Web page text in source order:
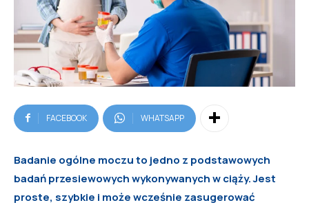
FACEBOOK WHATSAPP
Badanie ogólne moczu to jedno z podstawowych
badań przesiewowych wykonywanych w ciąży. Jest
proste, szybkie i może wcześnie zasugerować